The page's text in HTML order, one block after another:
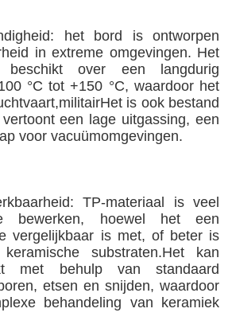
het bord is ontworpen
in extreme omgevingen. Het
beschikt over een langdurig
°C tot +150 °C, waardoor het
is ook bestand
een lage uitgassing, een
voor vacuümomgevingen.
TP-materiaal is veel
bewerken, hoewel het een
vergelijkbaar is met, of beter is
substraten.Het kan
met behulp van standaard
etsen en snijden, waardoor
behandeling van keramiek